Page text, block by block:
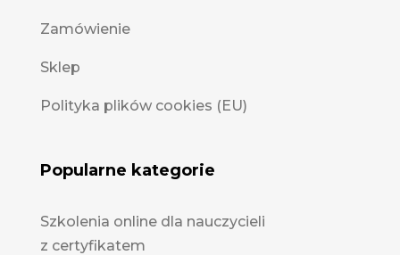
Zamówienie
Sklep
Polityka plików cookies (EU)
Popularne kategorie
Szkolenia online dla nauczycieli
z certyfikatem